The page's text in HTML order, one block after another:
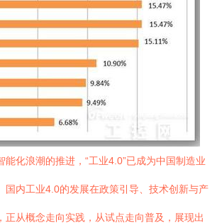
能化浪潮的推进，“工业4.0”已成为中国制造业
国内工业4.0的发展在政策引导、技术创新与产
正从概念走向实践，从试点走向普及，展现出